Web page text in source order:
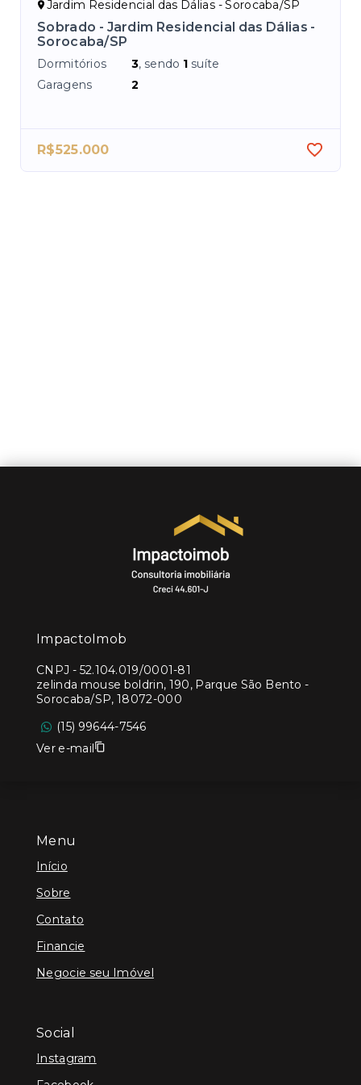
Jardim Residencial das Dálias - Sorocaba/SP
Sobrado - Jardim Residencial das Dálias -
Sorocaba/SP
Dormitórios 3, sendo 1 suíte
Garagens
2
R$525.000
Menu
Início
Sobre
Contato
Financie
Negocie seu Imóvel
Social
Instagram
ImpactoImob
CNPJ - 52.104.019/0001-81
zelinda mouse boldrin, 190, Parque São Bento -
Sorocaba/SP, 18072-000
(15) 99644-7546
Ver e-mail